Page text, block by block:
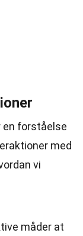
forståelse
med
vi
måder at